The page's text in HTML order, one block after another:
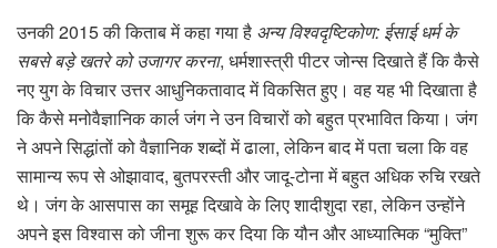
उनकी 2015 की किताब में कहा गया है अन्य विश्वदृष्टिकोण: ईसाई धर्म के
सबसे बड़े खतरे को उजागर करना, धर्मशास्त्री पीटर जोन्स दिखाते हैं कि कैसे
नए युग के विचार उत्तर आधुनिकतावाद में विकसित हुए। वह यह भी दिखाता है
कि कैसे मनोवैज्ञानिक कार्ल जंग ने उन विचारों को बहुत प्रभावित किया। जंग
ने अपने सिद्धांतों को वैज्ञानिक शब्दों में ढाला, लेकिन बाद में पता चला कि वह
सामान्य रूप से ओझावाद, बुतपरस्ती और जादू-टोना में बहुत अधिक रुचि रखते
थे। जंग के आसपास का समूह दिखावे के लिए शादीशुदा रहा, लेकिन उन्होंने
अपने इस विश्वास को जीना शुरू कर दिया कि यौन और आध्यात्मिक “मुक्ति”